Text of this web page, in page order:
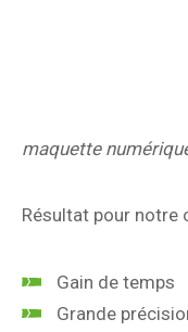
maquette
Résultat pour notre
Gain de temps
Grande